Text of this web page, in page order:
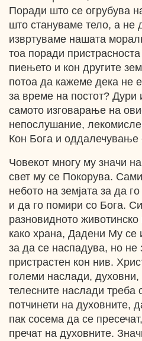
Поради што се огрубува
што стануваме тело, а не
извртуваме нашата
тоа поради
пиењето и кон другите
потоа да кажеме дека не
за време на постот?
самото изговарање на
непослушание,
Кон Бога и оддалечување
Човекот многу му значи
свет му се Покорува.
небото на земјата за да
и да го помири со Бога.
разновидното
како храна, Дадени Му се
за да се наспадува, но не
пристрастен кон нив.
големи наслади,
телесните наслади треба
потчинети на духовните,
пак сосема да се
пречат на духовните.